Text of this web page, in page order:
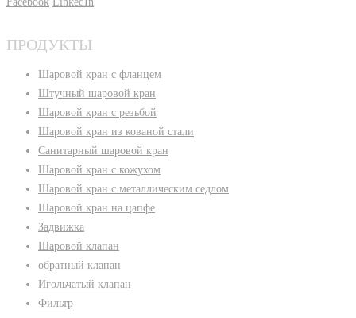
ПРОДУКТЫ
Шаровой кран с фланцем
Штучный шаровой кран
Шаровой кран с резьбой
Шаровой кран из кованой стали
Санитарный шаровой кран
Шаровой кран с кожухом
Шаровой кран с металлическим седлом
Шаровой кран на цапфе
Задвижка
Шаровой клапан
обратный клапан
Игольчатый клапан
Фильтр